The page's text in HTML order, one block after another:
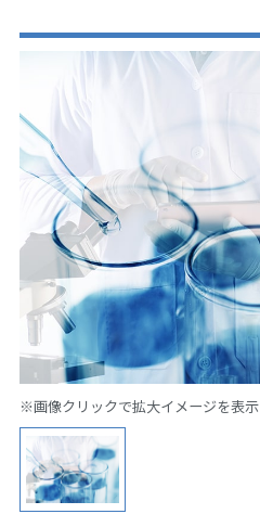
※画像クリックで拡大イメージを表示